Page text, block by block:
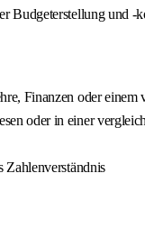
Budgeterstellung und -
Finanzen oder einem
oder in einer
Zahlenverständnis